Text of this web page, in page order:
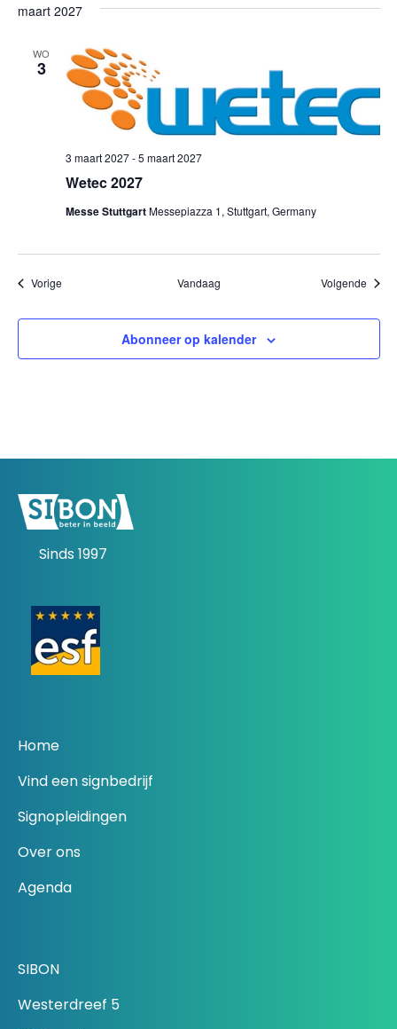
maart 2027
WO
3
Wetec 2027
3 maart 2027-5 maart 2027
Messe StuttgartMessepiazza 1, Stuttgart, Germany
VorigeEvenementen Vandaag Volgende
Abonneer op kalender
Sinds 1997
Home
Vind een signbedrijf
Signopleidingen
Over ons
Agenda
SIBON
Westerdreef 5